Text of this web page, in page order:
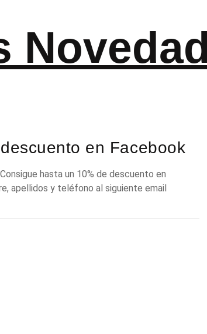
en Facebook
hasta un 10% de descuento en
apellidos y teléfono al siguiente email